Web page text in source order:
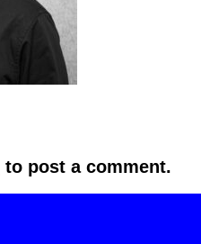
to post a comment.